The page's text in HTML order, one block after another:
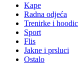
Kape
Radna odjeća
Trenirke i
Sport
Flis
Jakne i prsluci
Ostalo